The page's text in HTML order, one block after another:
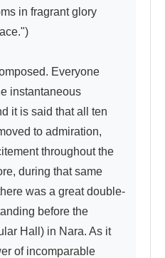
in fragrant glory
Everyone
instantaneous
it is said that all ten
to admiration,
throughout the
during that same
was a great double-
before the
Hall) in Nara. As it
of incomparable